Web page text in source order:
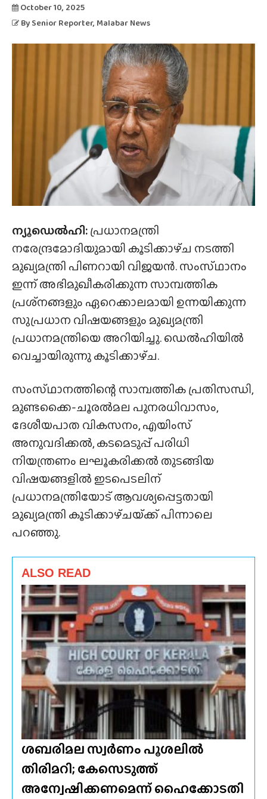
October 10, 2025
By Senior Reporter, Malabar News
ന്യൂഡെൽഹി:പ്രധാനമന്ത്രി
നരേന്ദ്രമോദിയുമായി കൂടിക്കാഴ്‌ച നടത്തി
മുഖ്യമന്ത്രി പിണറായി വിജയൻ. സംസ്‌ഥാനം
ഇന്ന് അഭിമുഖീകരിക്കുന്ന സാമ്പത്തിക
പ്രശ്‌നങ്ങളും ഏറെക്കാലമായി ഉന്നയിക്കുന്ന
സുപ്രധാന വിഷയങ്ങളും മുഖ്യമന്ത്രി
പ്രധാനമന്ത്രിയെ അറിയിച്ചു. ഡെൽഹിയിൽ
വെച്ചായിരുന്നു കൂടിക്കാഴ്‌ച.
സംസ്‌ഥാനത്തിന്റെ സാമ്പത്തിക പ്രതിസന്ധി,
മുണ്ടക്കൈ-ചൂരൽമല പുനരധിവാസം,
ദേശീയപാത വികസനം, എയിംസ്
അനുവദിക്കൽ, കടമെടുപ്പ് പരിധി
നിയന്ത്രണം ലഘൂകരിക്കൽ തുടങ്ങിയ
വിഷയങ്ങളിൽ ഇടപെടലിന്
പ്രധാനമന്ത്രിയോട് ആവശ്യപ്പെട്ടതായി
മുഖ്യമന്ത്രി കൂടിക്കാഴ്‌ചയ്‌ക്ക്‌ പിന്നാലെ
പറഞ്ഞു.
ALSO READ
ശബരിമല സ്വർണം പൂശലിൽ
തിരിമറി; കേസെടുത്ത്
അന്വേഷിക്കണമെന്ന് ഹൈക്കോടതി